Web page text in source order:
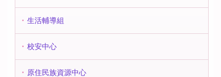
生活輔導組
校安中心
原住民族資源中心